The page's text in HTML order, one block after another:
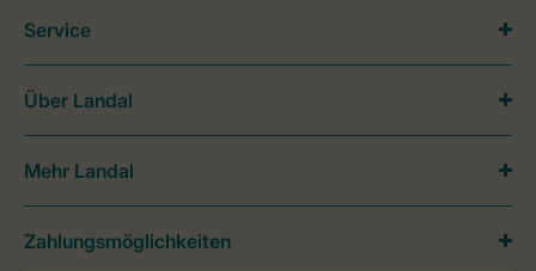
Service
Über Landal
Mehr Landal
Zahlungsmöglichkeiten